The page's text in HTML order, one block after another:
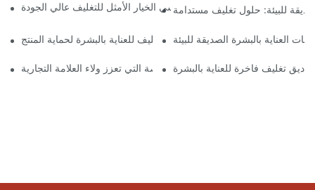
تُعدّ الصناديق ذات الإغلاق المغناطيسي الخيار الأمثل للتغليف عالي الجودة
للبيئة: حلول تغليف مستدامة
كيفية اختيار أفضل صندوق تغليف للعناية بالبشرة لحماية المنتج
العناية بالبشرة الصديقة للبيئة
صناديق تغليف العناية بالبشرة المخصصة التي تعزز ولاء العلامة التجارية
تغليف فاخرة للعناية بالبشرة